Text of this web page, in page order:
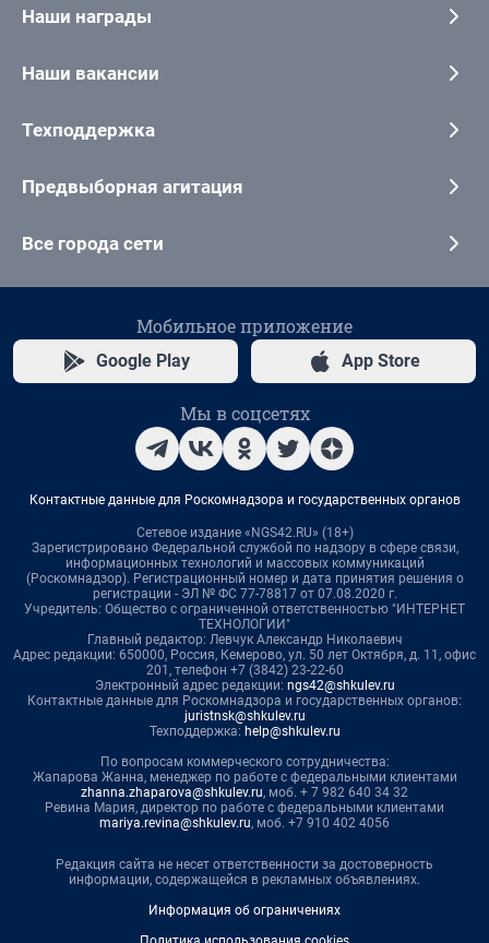
Наши награды
Наши вакансии
Техподдержка
Предвыборная агитация
Все города сети
Мобильное приложение
Google Play App Store
Мы в соцсетях
Контактные данные для Роскомнадзора и государственных органов
Сетевое издание «NGS42.RU» (18+)
Зарегистрировано Федеральной службой по надзору в сфере связи,
информационных технологий и массовых коммуникаций
(Роскомнадзор). Регистрационный номер и дата принятия решения о
регистрации - ЭЛ № ФС 77-78817 от 07.08.2020 г.
Учредитель: Общество с ограниченной ответственностью "ИНТЕРНЕТ
ТЕХНОЛОГИИ"
Главный редактор: Левчук Александр Николаевич
Адрес редакции: 650000, Россия, Кемерово, ул. 50 лет Октября, д. 11, офис
201, телефон +7 (3842) 23-22-60
Электронный адрес редакции: ngs42@shkulev.ru
Контактные данные для Роскомнадзора и государственных органов:
juristnsk@shkulev.ru
Техподдержка: help@shkulev.ru
По вопросам коммерческого сотрудничества:
Жапарова Жанна, менеджер по работе с федеральными клиентами
zhanna.zhaparova@shkulev.ru, моб. + 7 982 640 34 32
Ревина Мария, директор по работе с федеральными клиентами
mariya.revina@shkulev.ru, моб. +7 910 402 4056
Редакция сайта не несет ответственности за достоверность
информации, содержащейся в рекламных объявлениях.
Информация об ограничениях